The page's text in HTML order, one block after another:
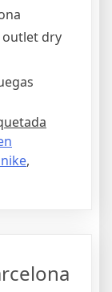
,